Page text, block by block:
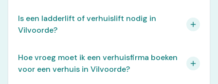
Is een ladderlift of verhuislift nodig in
Vilvoorde?
Hoe vroeg moet ik een verhuisfirma boeken
voor een verhuis in Vilvoorde?